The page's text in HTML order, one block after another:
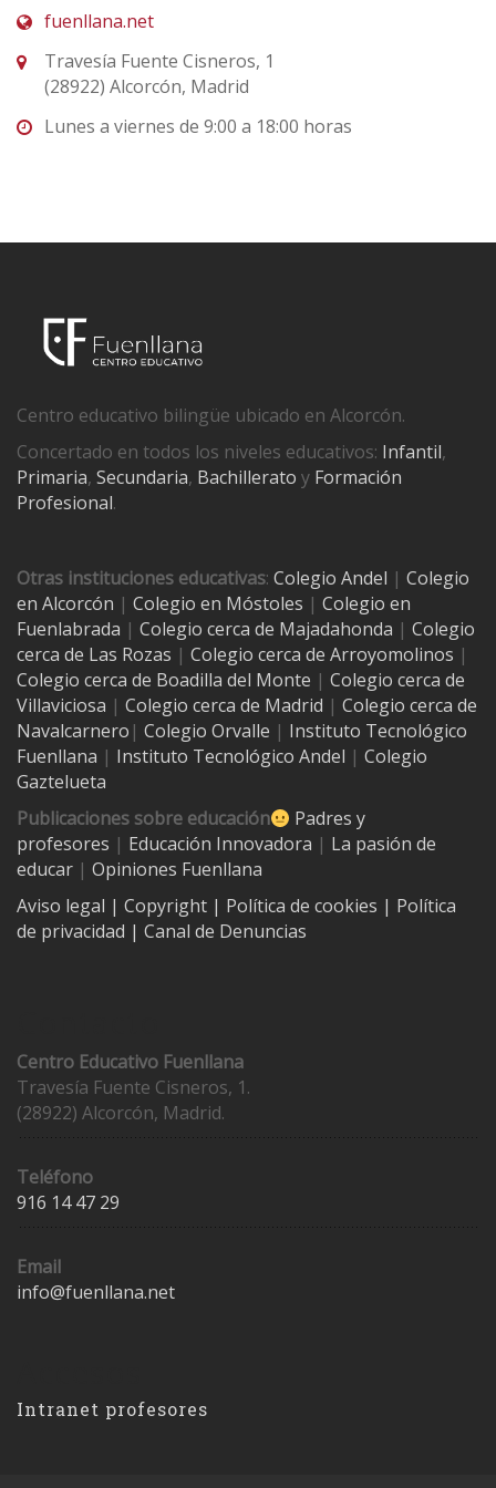
fuenllana.net
Travesía Fuente Cisneros, 1
(28922) Alcorcón, Madrid
Lunes a viernes de 9:00 a 18:00 horas
Centro educativo bilingüe ubicado en Alcorcón.
Concertado en todos los niveles educativos: Infantil,
Primaria, Secundaria, Bachillerato y Formación
Profesional.
Otras instituciones educativas: Colegio Andel | Colegio
en Alcorcón | Colegio en Móstoles | Colegio en
Fuenlabrada | Colegio cerca de Majadahonda | Colegio
cerca de Las Rozas | Colegio cerca de Arroyomolinos |
Colegio cerca de Boadilla del Monte | Colegio cerca de
Villaviciosa | Colegio cerca de Madrid | Colegio cerca de
Navalcarnero | Colegio Orvalle | Instituto Tecnológico
Fuenllana | Instituto Tecnológico Andel | Colegio
Gaztelueta
Publicaciones sobre educación
Padres y
profesores | Educación Innovadora | La pasión de
educar | Opiniones Fuenllana
Aviso legal | Copyright | Política de cookies | Política
de privacidad | Canal de Denuncias
Centro Educativo Fuenllana
Travesía Fuente Cisneros, 1.
(28922) Alcorcón, Madrid.
Teléfono
916 14 47 29
Email
info@fuenllana.net
Intranet profesores